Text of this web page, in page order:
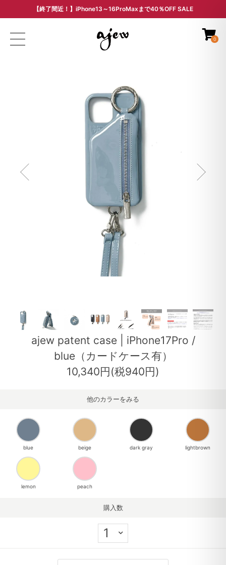
【終了間近！】iPhone13～16ProMaxまで40％OFF SALE
ARCHIVE SALE - 過去モデルをお得な価格で -
0
ajew patent case | iPhone17Pro /
blue（カードケース有）
10,340円(税940円)
他のカラーをみる
blue beige dark gray lightbrown
lemon peach
購入数